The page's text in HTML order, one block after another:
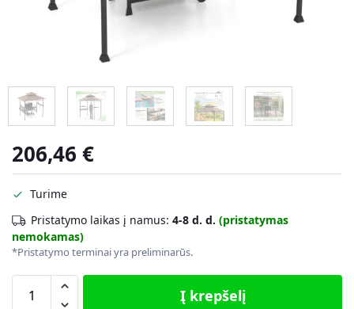
206,46 €
Turime
Pristatymo laikas į namus: 4-8 d. d. (pristatymas
nemokamas)
*Pristatymo terminai yra preliminarūs.
Į krepšelį